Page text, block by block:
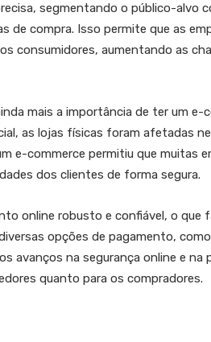
segmentando o público-alvo
de compra. Isso permite que as
consumidores, aumentando as
mais a importância de ter um e-
as lojas físicas foram afetadas
e-commerce permitiu que muitas
dos clientes de forma segura.
online robusto e confiável, o que
opções de pagamento,
avanços na segurança online e na
quanto para os compradores.